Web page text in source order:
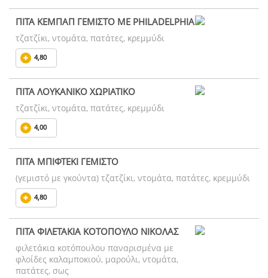
ΠΙΤΑ ΚΕΜΠΑΠ ΓΕΜΙΣΤΟ ΜΕ PHILADELPHIA
τζατζίκι, ντομάτα, πατάτες, κρεμμύδι
4,80
ΠΙΤΑ ΛΟΥΚΑΝΙΚΟ ΧΩΡΙΑΤΙΚΟ
τζατζίκι, ντομάτα, πατάτες, κρεμμύδι
4,00
ΠΙΤΑ ΜΠΙΦΤΕΚΙ ΓΕΜΙΣΤΟ
(γεμιστό με γκούντα) τζατζίκι, ντομάτα, πατάτες, κρεμμύδι
4,80
ΠΙΤΑ ΦΙΛΕΤΑΚΙΑ ΚΟΤΟΠΟΥΛΟ ΝΙΚΟΛΑΣ
φιλετάκια κοτόπουλου παναρισμένα με
φλοίδες καλαμποκιού, μαρούλι, ντομάτα,
πατάτες, σως